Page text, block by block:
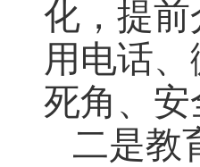
化，提
用电话
死角、安
二是教